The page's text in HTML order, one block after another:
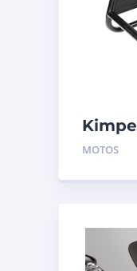
MOTOS